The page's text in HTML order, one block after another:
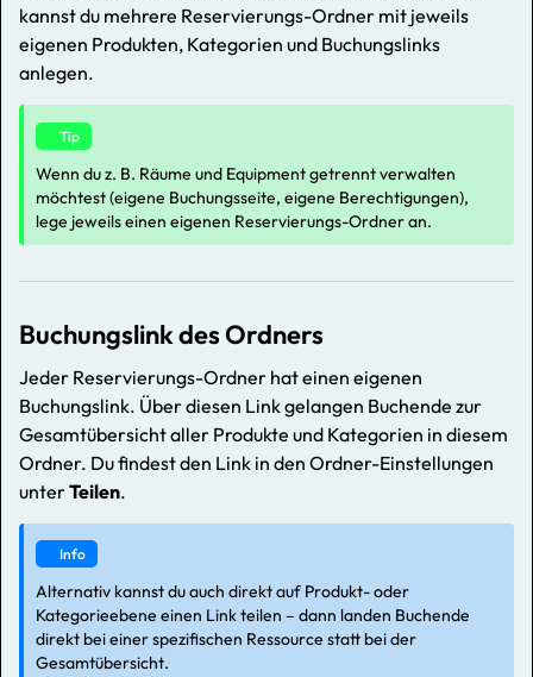
kannst du mehrere Reservierungs-Ordner mit jeweils
eigenen Produkten, Kategorien und Buchungslinks
anlegen.
Tip
Wenn du z. B. Räume und Equipment getrennt verwalten
möchtest (eigene Buchungsseite, eigene Berechtigungen),
lege jeweils einen eigenen Reservierungs-Ordner an.
Buchungslink des Ordners
Jeder Reservierungs-Ordner hat einen eigenen
Buchungslink. Über diesen Link gelangen Buchende zur
Gesamtübersicht aller Produkte und Kategorien in diesem
Ordner. Du findest den Link in den Ordner-Einstellungen
unterTeilen.
Info
Alternativ kannst du auch direkt auf Produkt- oder
Kategorieebene einen Link teilen – dann landen Buchende
direkt bei einer spezifischen Ressource statt bei der
Gesamtübersicht.